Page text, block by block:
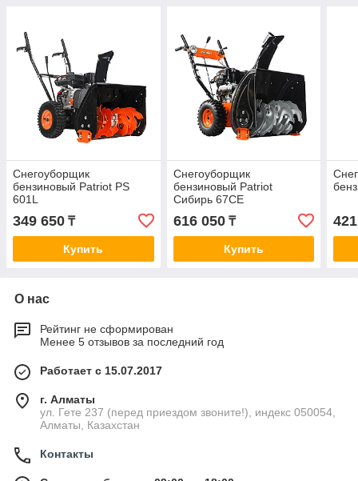
Снегоуборщик
бензиновый Patriot PS
601L
349 650 ₸
Купить
Снегоуборщик
бензиновый Patriot
Сибирь 67СЕ
616 050₸
Купить
О нас
Рейтинг не сформирован
Менее 5 отзывов за последний год
Работает с 15.07.2017
г. Алматы
ул. Гете 237 (перед приездом звоните!), индекс 050054,
Алматы, Казахстан
Контакты